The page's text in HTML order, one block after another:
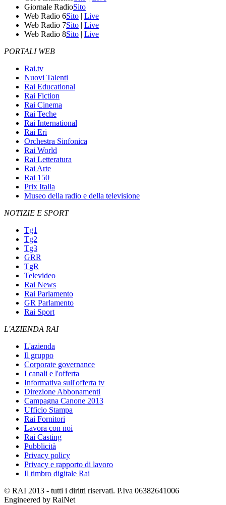
Giornale RadioSito
Web Radio 6Sito | Live
Web Radio 7Sito | Live
Web Radio 8Sito | Live
PORTALI WEB
Rai.tv
Nuovi Talenti
Rai Educational
Rai Fiction
Rai Cinema
Rai Teche
Rai International
Rai Eri
Orchestra Sinfonica
Rai World
Rai Letteratura
Rai Arte
Rai 150
Prix Italia
Museo della radio e della televisione
NOTIZIE E SPORT
Tg1
Tg2
Tg3
GRR
TgR
Televideo
Rai News
Rai Parlamento
GR Parlamento
Rai Sport
L'AZIENDA RAI
L'azienda
Il gruppo
Corporate governance
I canali e l'offerta
Informativa sull'offerta tv
Direzione Abbonamenti
Campagna Canone 2013
Ufficio Stampa
Rai Fornitori
Lavora con noi
Rai Casting
Pubblicità
Privacy policy
Privacy e rapporto di lavoro
Il timbro digitale Rai
© RAI 2013 - tutti i diritti riservati. P.Iva 06382641006
Engineered by RaiNet